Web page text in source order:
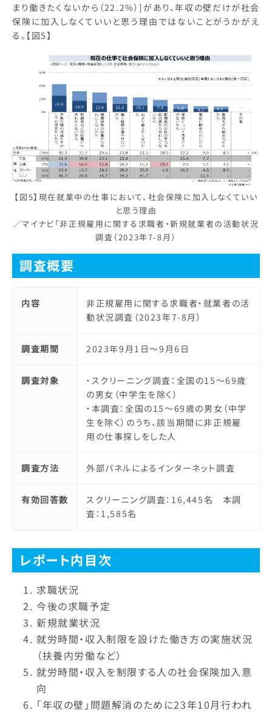
まり働きたくないから（22.2%）]があり、年収の壁だけが社会
保険に加入しなくていいと思う理由ではないことがうかがえ
る。【図5】
【図5】現在就業中の仕事において、社会保険に加入しなくていい
と思う理由
／マイナビ「非正規雇用に関する求職者・新規就業者の活動状況
調査（2023年7-8月）
調査概要
内容
非正規雇用に関する求職者・就業者の活
動状況調査（2023年7-8月）
調査期間 2023年9月1日～9月6日
調査対象
・スクリーニング調査：全国の15～69歳
の男女（中学生を除く）
・本調査：全国の15～69歳の男女（中学
生を除く）のうち、該当期間に非正規雇
用の仕事探しをした人
調査方法 外部パネルによるインターネット調査
有効回答数
スクリーニング調査：16,445名 本調
査：1,585名
レポート内目次
求職状況
今後の求職予定
新規就業状況
就労時間・収入制限を設けた働き方の実施状況
（扶養内労働など）
就労時間・収入を制限する人の社会保険加入意
向
「年収の壁」問題解消のために23年10月行われ